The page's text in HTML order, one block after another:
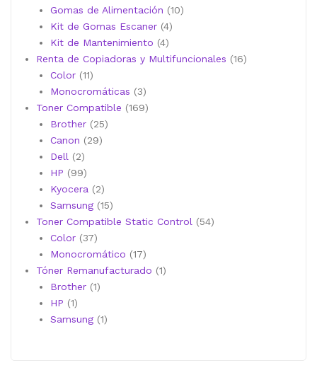
Gomas de Alimentación 1010
Kit de Gomas Escaner 44
Kit de Mantenimiento 44
productos
Renta de Copiadoras y Multifuncionales 1616
Color 1111
productos
Monocromáticas 33
productos
Toner Compatible 169169
Brother 2525
Canon 2929
Dell 22
productos
HP 9999
productos
Kyocera 22
productos
Samsung 1515
productos
Toner Compatible Static Control 5454
Color 3737
productos
Monocromático 1717
productos
Tóner Remanufacturado 11
Brother 11
HP 11
producto
Samsung 11